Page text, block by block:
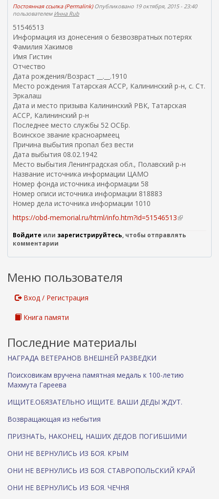
Постоянная ссылка (Permalink)Опубликовано 19 октября, 2015 - 23:40
пользователем Инна Rub
51546513
Информация из донесения о безвозвратных потерях
Фамилия Хакимов
Имя Гистин
Отчество
Дата рождения/Возраст __.__.1910
Место рождения Татарская АССР, Калининский р-н, с. Ст.
Эркалаш
Дата и место призыва Калининский РВК, Татарская
АССР, Калининский р-н
Последнее место службы 52 ОСБр.
Воинское звание красноармеец
Причина выбытия пропал без вести
Дата выбытия 08.02.1942
Место выбытия Ленинградская обл., Полавский р-н
Название источника информации ЦАМО
Номер фонда источника информации 58
Номер описи источника информации 818883
Номер дела источника информации 1010
https://obd-memorial.ru/html/info.htm?id=51546513(
н
ш
Войдите или зарегистрируйтесь, чтобы отправлять
комментарии
Меню пользователя
Вход / Регистрация
Книга памяти
Последние материалы
НАГРАДА ВЕТЕРАНОВ ВНЕШНЕЙ РАЗВЕДКИ
Поисковикам вручена памятная медаль к 100-летию
Махмута Гареева
ИЩИТЕ.ОБЯЗАТЕЛЬНО ИЩИТЕ. ВАШИ ДЕДЫ ЖДУТ.
Возвращающая из небытия
ПРИЗНАТЬ, НАКОНЕЦ, НАШИХ ДЕДОВ ПОГИБШИМИ
ОНИ НЕ ВЕРНУЛИСЬ ИЗ БОЯ. КРЫМ
ОНИ НЕ ВЕРНУЛИСЬ ИЗ БОЯ. СТАВРОПОЛЬСКИЙ КРАЙ
ОНИ НЕ ВЕРНУЛИСЬ ИЗ БОЯ. ЧЕЧНЯ